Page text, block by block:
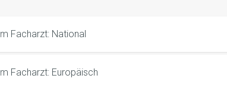
Facharzt: National
Facharzt: Europäisch